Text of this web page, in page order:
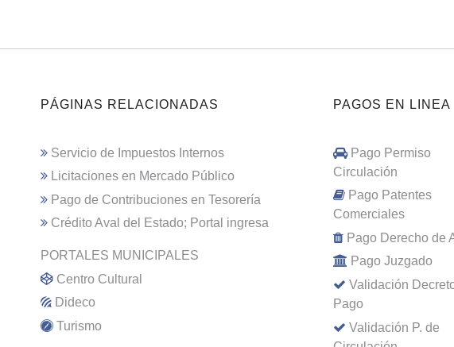
PÁGINAS RELACIONADAS
Servicio de Impuestos Internos
Licitaciones en Mercado Público
Pago de Contribuciones en Tesorería
Crédito Aval del Estado; Portal ingresa
PORTALES MUNICIPALES
Centro Cultural
Dideco
Turismo
PAGOS EN LINEA
Pago Permiso
Circulación
Pago Patentes
Comerciales
Pago Derecho de
Pago Juzgado
Validación
Pago
Validación P. de